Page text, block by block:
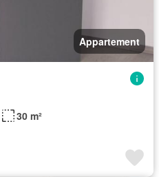
Appartement
30 m²